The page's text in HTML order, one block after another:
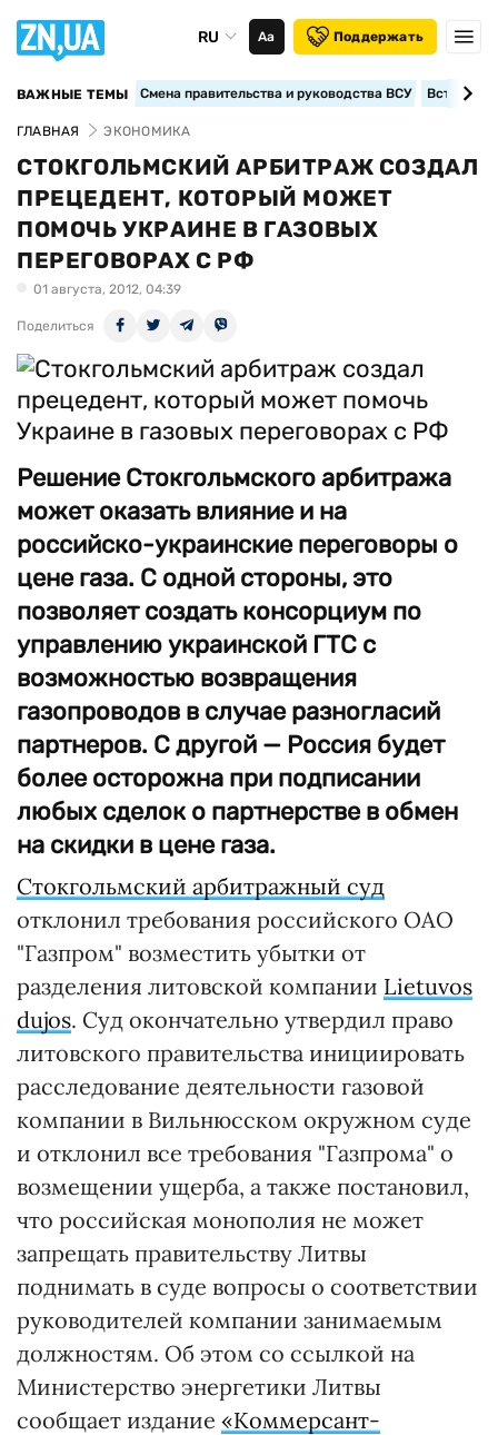
RU Аа Поддержать
ВАЖНЫЕ ТЕМЫ Смена правительства и руководства ВСУ
ГЛАВНАЯ ЭКОНОМИКА
СТОКГОЛЬМСКИЙ АРБИТРАЖ СОЗДАЛ
ПРЕЦЕДЕНТ, КОТОРЫЙ МОЖЕТ
ПОМОЧЬ УКРАИНЕ В ГАЗОВЫХ
ПЕРЕГОВОРАХ С РФ
01 августа, 2012, 04:39
Поделиться
Решение Стокгольмского арбитража
может оказать влияние и на
российско-украинские переговоры о
цене газа. С одной стороны, это
позволяет создать консорциум по
управлению украинской ГТС с
возможностью возвращения
газопроводов в случае разногласий
партнеров. С другой — Россия будет
более осторожна при подписании
любых сделок о партнерстве в обмен
на скидки в цене газа.
Стокгольмский арбитражный суд
отклонил требования российского ОАО
"Газпром" возместить убытки от
разделения литовской компании Lietuvos
dujos. Суд окончательно утвердил право
литовского правительства инициировать
расследование деятельности газовой
компании в Вильнюсском окружном суде
и отклонил все требования "Газпрома" о
возмещении ущерба, а также постановил,
что российская монополия не может
запрещать правительству Литвы
поднимать в суде вопросы о соответствии
руководителей компании занимаемым
должностям. Об этом со ссылкой на
Министерство энергетики Литвы
сообщает издание «Коммерсант-